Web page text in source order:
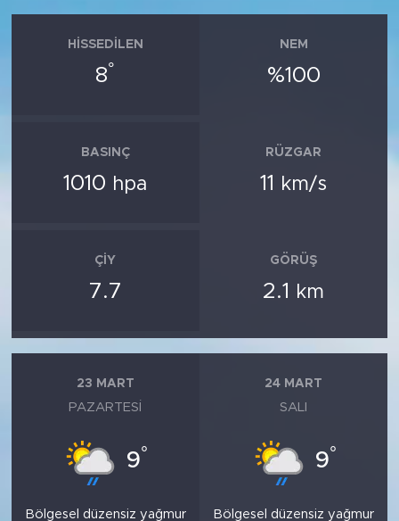
HISSEDILEN
8°
NEM
%100
BASINÇ
1010 hpa
RÜZGAR
11 km/s
ÇIY
7.7
GÖRÜŞ
2.1 km
23 MART
PAZARTESI
9°
Bölgesel düzensiz yağmur
24 MART
SALI
9°
Bölgesel düzensiz yağmur